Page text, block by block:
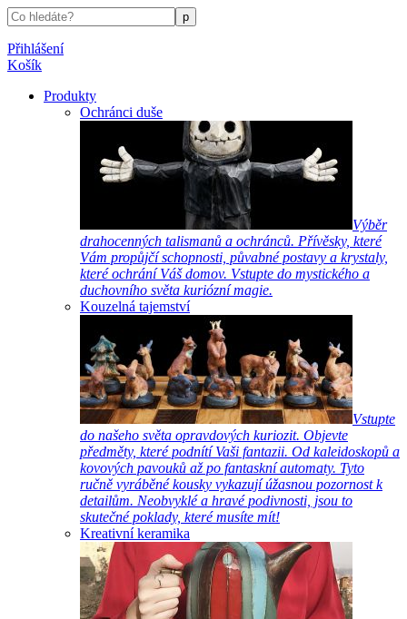
Přihlášení
Košík
Produkty
Ochránci duše
Výběr
drahocenných talismanů a ochránců. Přívěsky, které
Vám propůjčí schopnosti, půvabné postavy a krystaly,
které ochrání Váš domov. Vstupte do mystického a
duchovního světa kuriózní magie.
Kouzelná tajemství
Vstupte
do našeho světa opravdových kuriozit. Objevte
předměty, které podnítí Vaši fantazii. Od kaleidoskopů a
kovových pavouků až po fantaskní automaty. Tyto
ručně vyráběné kousky vykazují úžasnou pozornost k
detailům. Neobvyklé a hravé podivnosti, jsou to
skutečné poklady, které musíte mít!
Kreativní keramika